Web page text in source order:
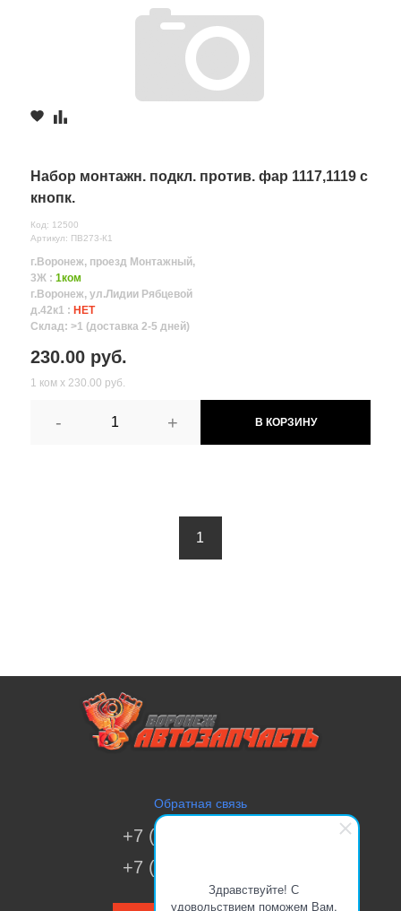
Здравствуйте! С
удовольствием поможем Вам.
Набор монтажн. подкл. против. фар 1117,1119 с
кнопк.
Код: 12500
Артикул: ПВ273-К1
г.Воронеж, проезд Монтажный,
3Ж : 1ком
г.Воронеж, ул.Лидии Рябцевой
д.42к1 : НЕТ
Склад: >1 (доставка 2-5 дней)
230.00 руб.
1 ком х 230.00 руб.
- + В КОРЗИНУ
1
Обратная связь
+7 (473) 269-41-51
+7 (473) 200-70-00